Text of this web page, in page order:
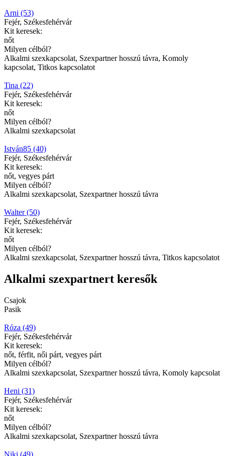
Arni (53)
Fejér, Székesfehérvár
Kit keresek:
nőt
Milyen célból?
Alkalmi szexkapcsolat, Szexpartner hosszú távra, Komoly
kapcsolat, Titkos kapcsolatot
Tina (22)
Fejér, Székesfehérvár
Kit keresek:
nőt
Milyen célból?
Alkalmi szexkapcsolat
István85 (40)
Fejér, Székesfehérvár
Kit keresek:
nőt, vegyes párt
Milyen célból?
Alkalmi szexkapcsolat, Szexpartner hosszú távra
Walter (50)
Fejér, Székesfehérvár
Kit keresek:
nőt
Milyen célból?
Alkalmi szexkapcsolat, Szexpartner hosszú távra, Titkos kapcsolatot
Alkalmi szexpartnert keresők
Csajok
Pasik
Róza (49)
Fejér, Székesfehérvár
Kit keresek:
nőt, férfit, női párt, vegyes párt
Milyen célból?
Alkalmi szexkapcsolat, Szexpartner hosszú távra, Komoly kapcsolat
Heni (31)
Fejér, Székesfehérvár
Kit keresek:
nőt
Milyen célból?
Alkalmi szexkapcsolat, Szexpartner hosszú távra
Niki (49)